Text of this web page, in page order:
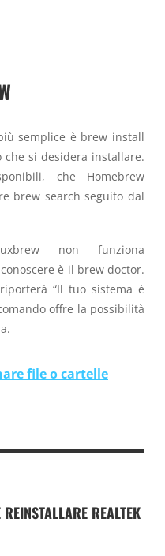
semplice è brew install
si desidera installare.
che Homebrew
brew search seguito dal
non funziona
è il brew doctor.
“Il tuo sistema è
offre la possibilità
file o cartelle
REALTEK